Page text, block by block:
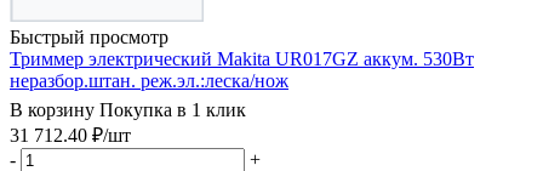
Быстрый просмотр
Триммер электрический Makita UR017GZ аккум. 530Вт
неразбор.штан. реж.эл.:леска/нож
В корзину Покупка в 1 клик
31 712.40 ₽/шт
-
+